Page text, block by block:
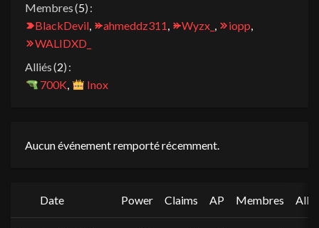
Membres (5) :
BlackDevil, ahmeddz311, Wyzx_ , iopp,
WALIDXD_
Alliés (2) :
700K, Inox
Aucun événement remporté récemment.
Date Power Claims AP Membres